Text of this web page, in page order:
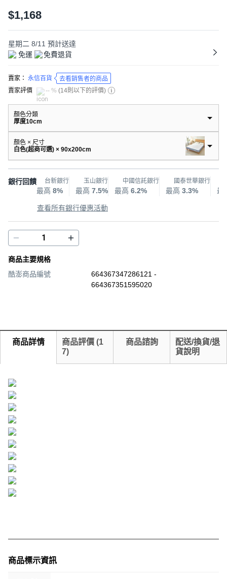
$1,168
星期二 8/11 預計送達
免運
免費退貨
賣家： 永信百貨
去看銷售者的商品
賣家評價
-- % (14則以下的評價)
顏色分類
厚度10cm
顏色 × 尺寸
白色(超商可選) × 90x200cm
銀行回饋 台新銀行
最高 8%
玉山銀行
最高 7.5%
中國信託銀行
最高 6.2%
國泰世華銀行
最高 3.3% 最
查看所有銀行優惠活動
商品主要規格
酷澎商品編號
664367347286121 -
664367351595020
商品詳情 商品評價 (1
7)
商品諮詢
配送/換貨/退
貨說明
商品標示資訊